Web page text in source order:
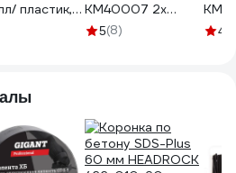
пластик, с КМ40007 2х
местная для
045
5(8) 4.6